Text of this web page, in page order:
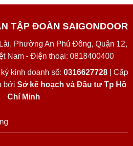
TẬP ĐOÀN SAIGONDOOR
Phường An Phú Đông, Quận 12,
Nam - Điện thoại: 0818400400
kinh doanh số: 0316627728| Cấp
bởi Sở kế hoạch và Đầu tư Tp Hồ
Chí Minh